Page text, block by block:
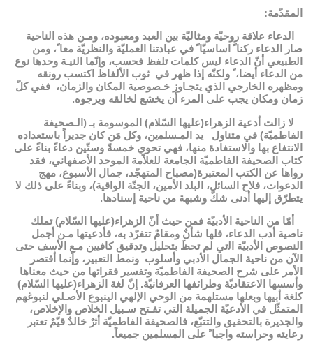
المقدّمة:
الدعاء ﻋﻼﻗﺔ ﺭﻭﺣﻴّﺔ ﻭﻣﺜﺎﻟﻴّﺔ ﺑين العبد ومعبوده، ﻭﻣـﻦ هذه ﺍﻟﻨﺎﺣﻴﺔ
ﺻﺎﺭ الدعاء ﺭﻛﻨﺎﹰ ﺍﺳﺎﺳﻴّﺎﹰ في ﻋﺒﺎﺩﺗﻨﺎ ﺍﻟﻌﻤﻠﻴّﺔ والنظريّة ﻣﻌﺎﹰ، ﻭﻣﻦ
الطبيعي أﻥّ الدعاء ليس ﻛﻠﻤﺎﺕ تلفظ فحسب، ﻭإنّما ﺍﻟﻨﻴـﺔ وحدها نوع
ﻣﻦ الدعاء ﺃﻳﻀﺎ،ﹰ ﻭﻟﻜﻨّﻪ إﺫﺍ ظهر في ثوب الألفاظ اكتسب ﺭﻭﻧﻘﻪ
ومظهره ﺍلخاﺭﺟﻲ الذي ﻳﺘﺠـﺎﻭﺯ ﺧـﺼﻮﺻﻴﺔ ﺍلمكان ﻭﺍﻟﺰﻣﺎﻥ، ﻓﻔﻲ ﻛﻞّ
ﺯﻣﺎﻥ ﻭﻣﻜﺎﻥ يجب ﻋﻠﯽ المرء ﺃﻥ يخشع لخالقه ويرجوه.
لا زالت ﺃﺩﻋﻴﺔ الزهراء(عليها السّلام) الموسومة ﺑـ (ﺍﻟـﺼﺤﻴﻔﺔ
الفاطميّة) في ﻣﺘﻨﺎﻭﻝ يد ﺍلمـﺴﻠﻤين، ﻭﻛﻞ ﻣَﻦ ﻛﺎﻥ جديراً باستعداده
ﺍﻻﻧﺘﻔﺎﻉ ﺑﻬﺎ ﻭﺍﻻﺳﺘﻔﺎﺩﺓ ﻣﻨﻬﺎ، فهي تحوي خمسةً وستّين دعاءً بناءً ﻋﻠﯽ
كتاب الصحيفة الفاطميّة الجامعة للعلاّمة الموحد الأصفهاني، فقد
رواها عن الكتب المعتبرة(مصباح المتهجّد، جمال الأسبوع، مهج
الدعوات، فلاح السائل، البلد الأمين، الجنّة الواقية)، وبناءً على ذلك لا
يتطرّق إليها أدنى شكّ وشبهة من ناحية إسنادها.
ﺃﻣّﺎ ﻣﻦ ﺍﻟﻨﺎﺣﻴﺔ ﺍﻷﺩﺑﻴّﺔ ﻓﻤﻦ حيث أنّ الزهراء(عليها السّلام) تملك
ناصية أدب الدعاء، فلها شأنٌ ومقامٌ تتفرّد به، فأدعيتها ﻣـﻦ ﺃجمل
ﺍﻟﻨﺼﻮﺹ ﺍلأﺩﺑﻴّﺔ ﺍﻟتي لم تحظَ ﺑﺘﺤﻠﻴﻞ وتدقيق ﻛﺎﻓﻴين ﻣـﻊ ﺍﻷﺳﻒ ﺣﺘﯽ
ﺍﻵﻥ ﻣﻦ ناحية ﺍلجمال ﺍﻷﺩبي وأسلوب ونمط التعبير، ﻭﺇّﻧﻤﺎ ﺃﻗﺘﺼﺮ
ﺍلأﻣﺮ ﻋﻠﯽ ﺷﺮﺡ ﺍﻟﺼﺤﻴﻔﺔ الفاطميّة ﻭﺗﻔﺴير فقراتها ﻣﻦ حيث ﻣﻌﻨﺎﻫﺎ
ﻭﺃﺳﺴﻬﺎ ﺍﻻﻋﺘﻘﺎﺩﻳّﺔ ﻭﻃﺮﺍﺋﻔﻬﺎ العرفانيّة. ﺇنّ ﻟﻐﺔ الزهراء(عليها السّلام)
ﻛﻠﻐﺔ أبيها وبعلها ﻣﺴﺘﻠﻬﻤﺔ ﻣﻦ الوحي ﺍلإلهي الينبوع ﺍﻷﺻـﻠﻲ لنبوغهم
ﺍلمتمثّل في ﺍﻷﺩﻋﻴّﺔ ﺍلجميلة التي ﺗﻔـﺘﺢ ﺳـﺒﻴﻞ ﺍلخلاص والإخلاص،
والجديرة ﺑﺎﻟﺘﺤﻘﻴﻖ ﻭﺍﻟﺘﺘﺒّﻊ، فالصحيفة الفاطميّة ﺃﺛرٌ خالدٌ قيّمٌ ﺗﻌﺘبر
رﻋﺎﻳﺘﻪ ﻭﺣﺮﺍﺳﺘﻪ ﻭﺍﺟﺒﺎﹰ ﻋﻠﯽ ﺍلمسلمين جميعاً.